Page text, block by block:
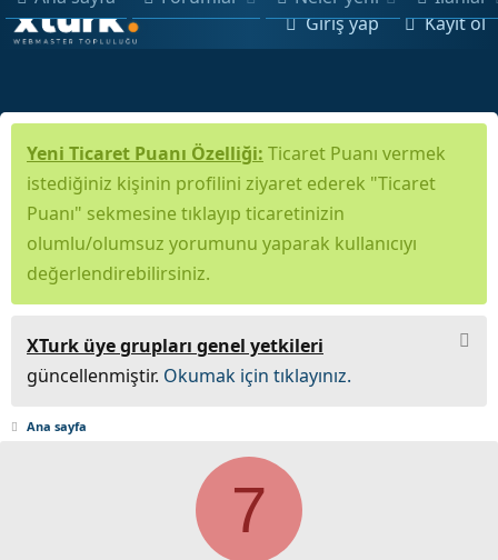
Giriş yap Kayıt ol
Yeni Ticaret Puanı Özelliği: Ticaret Puanı vermek
istediğiniz kişinin profilini ziyaret ederek "Ticaret
Puanı" sekmesine tıklayıp ticaretinizin
olumlu/olumsuz yorumunu yaparak kullanıcıyı
değerlendirebilirsiniz.
XTurk üye grupları genel yetkileri
güncellenmiştir. Okumak için tıklayınız.
Ana sayfa
7